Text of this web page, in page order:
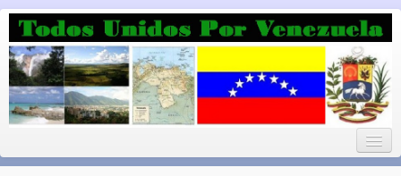
Luchando por la Democracia
Fuera el chavismo, la peor peste que le ha caido a esta tierra